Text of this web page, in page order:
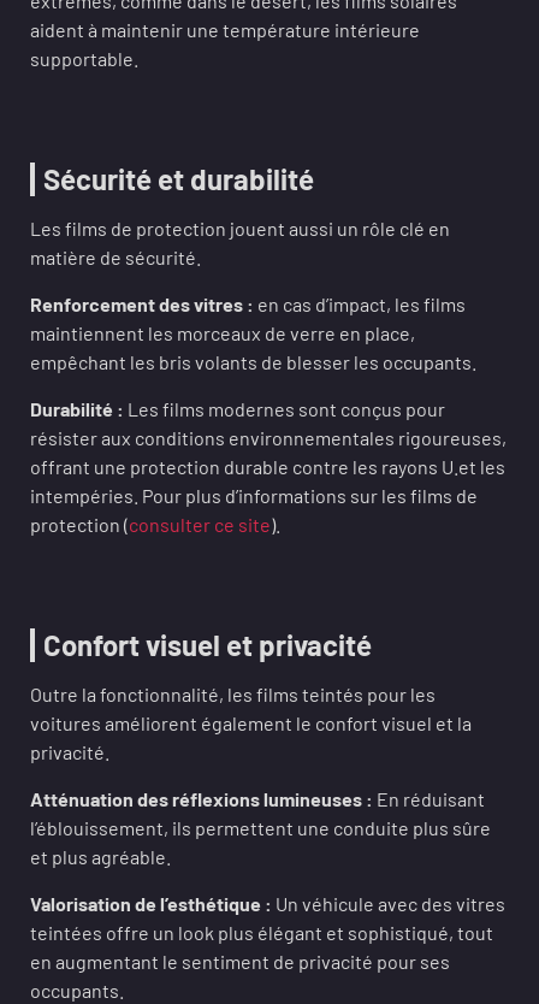
aident à maintenir une température intérieure
supportable.
Sécurité et durabilité
Les films de protection jouent aussi un rôle clé en
matière de sécurité.
Renforcement des vitres : en cas d’impact, les films
maintiennent les morceaux de verre en place,
empêchant les bris volants de blesser les occupants.
Durabilité : Les films modernes sont conçus pour
résister aux conditions environnementales rigoureuses,
offrant une protection durable contre les rayons U.et les
intempéries. Pour plus d’informations sur les films de
protection (consulter ce site).
Confort visuel et privacité
Outre la fonctionnalité, les films teintés pour les
voitures améliorent également le confort visuel et la
privacité.
Atténuation des réflexions lumineuses : En réduisant
l’éblouissement, ils permettent une conduite plus sûre
et plus agréable.
Valorisation de l’esthétique : Un véhicule avec des vitres
teintées offre un look plus élégant et sophistiqué, tout
en augmentant le sentiment de privacité pour ses
occupants.